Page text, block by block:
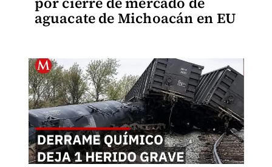
aguacate de Michoacán en EU